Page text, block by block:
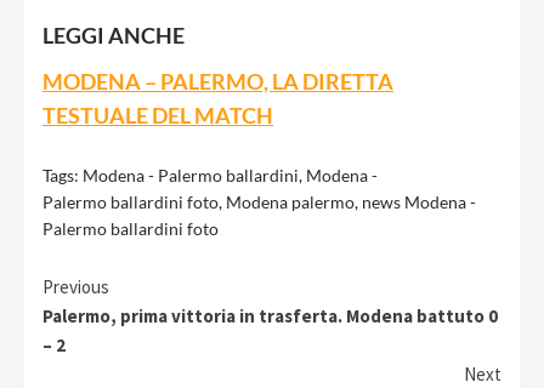
LEGGI ANCHE
MODENA – PALERMO, LA DIRETTA
TESTUALE DEL MATCH
Tags: Modena - Palermo ballardini, Modena -
Palermo ballardini foto, Modena palermo, news Modena -
Palermo ballardini foto
Continue
Reading
Previous
Palermo, prima vittoria in trasferta. Modena battuto 0
– 2
Next